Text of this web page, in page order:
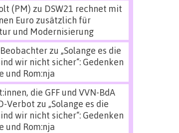
(PM) zu DSW21 rechnet mit
Euro zusätzlich für
und Modernisierung
zu „Solange es die
wir nicht sicher“: Gedenken
und Rom:nja
die GFF und VVN-BdA
Verbot zu „Solange es die
wir nicht sicher“: Gedenken
und Rom:nja